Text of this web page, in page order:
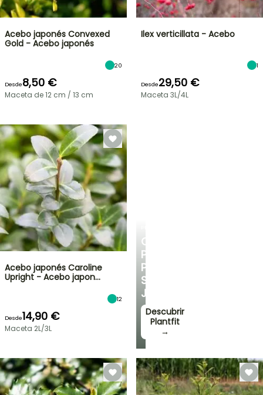
CONSEJOS
PERSONALIZADOS
PARA
SU
JARDÍN
Descubrir
Plantfit
→
Acebo japonés Convexed
Gold - Acebo japonés
20
Desde8,50 €
Maceta de 12 cm / 13 cm
Ilex verticillata - Acebo
1
Desde29,50 €
Maceta 3L/4L
Acebo japonés Caroline
Upright - Acebo japon…
12
Desde14,90 €
Maceta 2L/3L